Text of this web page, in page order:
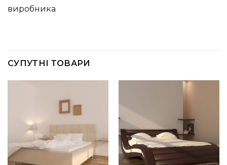
виробника
СУПУТНІ ТОВАРИ